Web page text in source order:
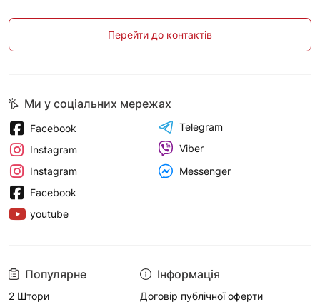
Перейти до контактів
Популярне
2 Штори
Інформація
Договір публічної оферти
Ми у соціальних мережах
Facebook
Instagram
Instagram
Facebook
youtube
Telegram
Viber
Messenger